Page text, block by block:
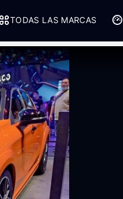
TODAS LAS MARCAS